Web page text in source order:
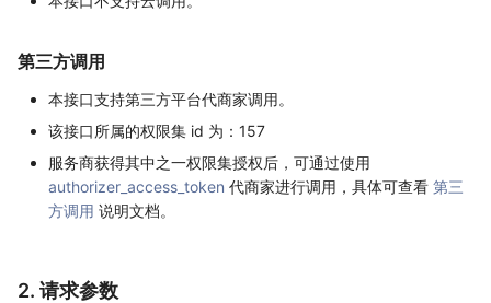
第三方调用
本接口支持第三方平台代商家调用。
该接口所属的权限集 id 为：157
服务商获得其中之一权限集授权后，可通过使用
authorizer_access_token 代商家进行调用，具体可查看 第三
方调用 说明文档。
2. 请求参数